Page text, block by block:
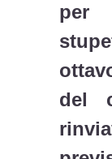
per
del